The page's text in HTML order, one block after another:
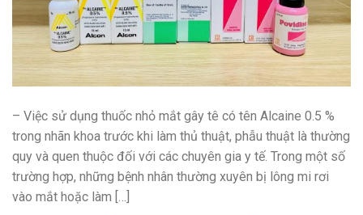
– Việc sử dụng thuốc nhỏ mắt gây tê có tên Alcaine 0.5 %
trong nhãn khoa trước khi làm thủ thuật, phẫu thuật là thường
quy và quen thuộc đối với các chuyên gia y tế. Trong một số
trường hợp, những bệnh nhân thường xuyên bị lông mi rơi
vào mắt hoặc làm […]